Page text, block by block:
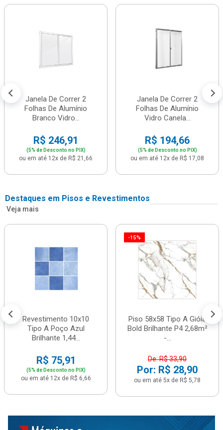
Janela De Correr 2
Folhas De Alumínio
Branco Vidro...
R$ 246,91
(5% de Desconto no PIX)
ou em até 12x de R$ 21,66
Janela De Correr 2
Folhas De Alumínio
Vidro Canela...
R$ 194,66
(5% de Desconto no PIX)
ou em até 12x de R$ 17,08
Destaques em Pisos e Revestimentos
Veja mais
Revestimento 10x10
Tipo A Poço Azul
Brilhante 1,44...
R$ 75,91
(5% de Desconto no PIX)
ou em até 12x de R$ 6,66
-15%
Piso 58x58 Tipo A Gióia
Bold Brilhante P4 2,68m²
-...
De: R$ 33,90
Por: R$ 28,90
ou em até 5x de R$ 5,78